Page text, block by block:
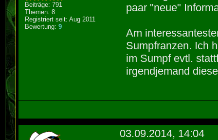
Beiträge: 791
Themen: 8
Registriert seit: Aug 2011
Bewertung:9
paar "neue"
Am
Sumpfranzen. Ich
im Sumpf evtl.
irgendjemand
03.09.2014, 14:04